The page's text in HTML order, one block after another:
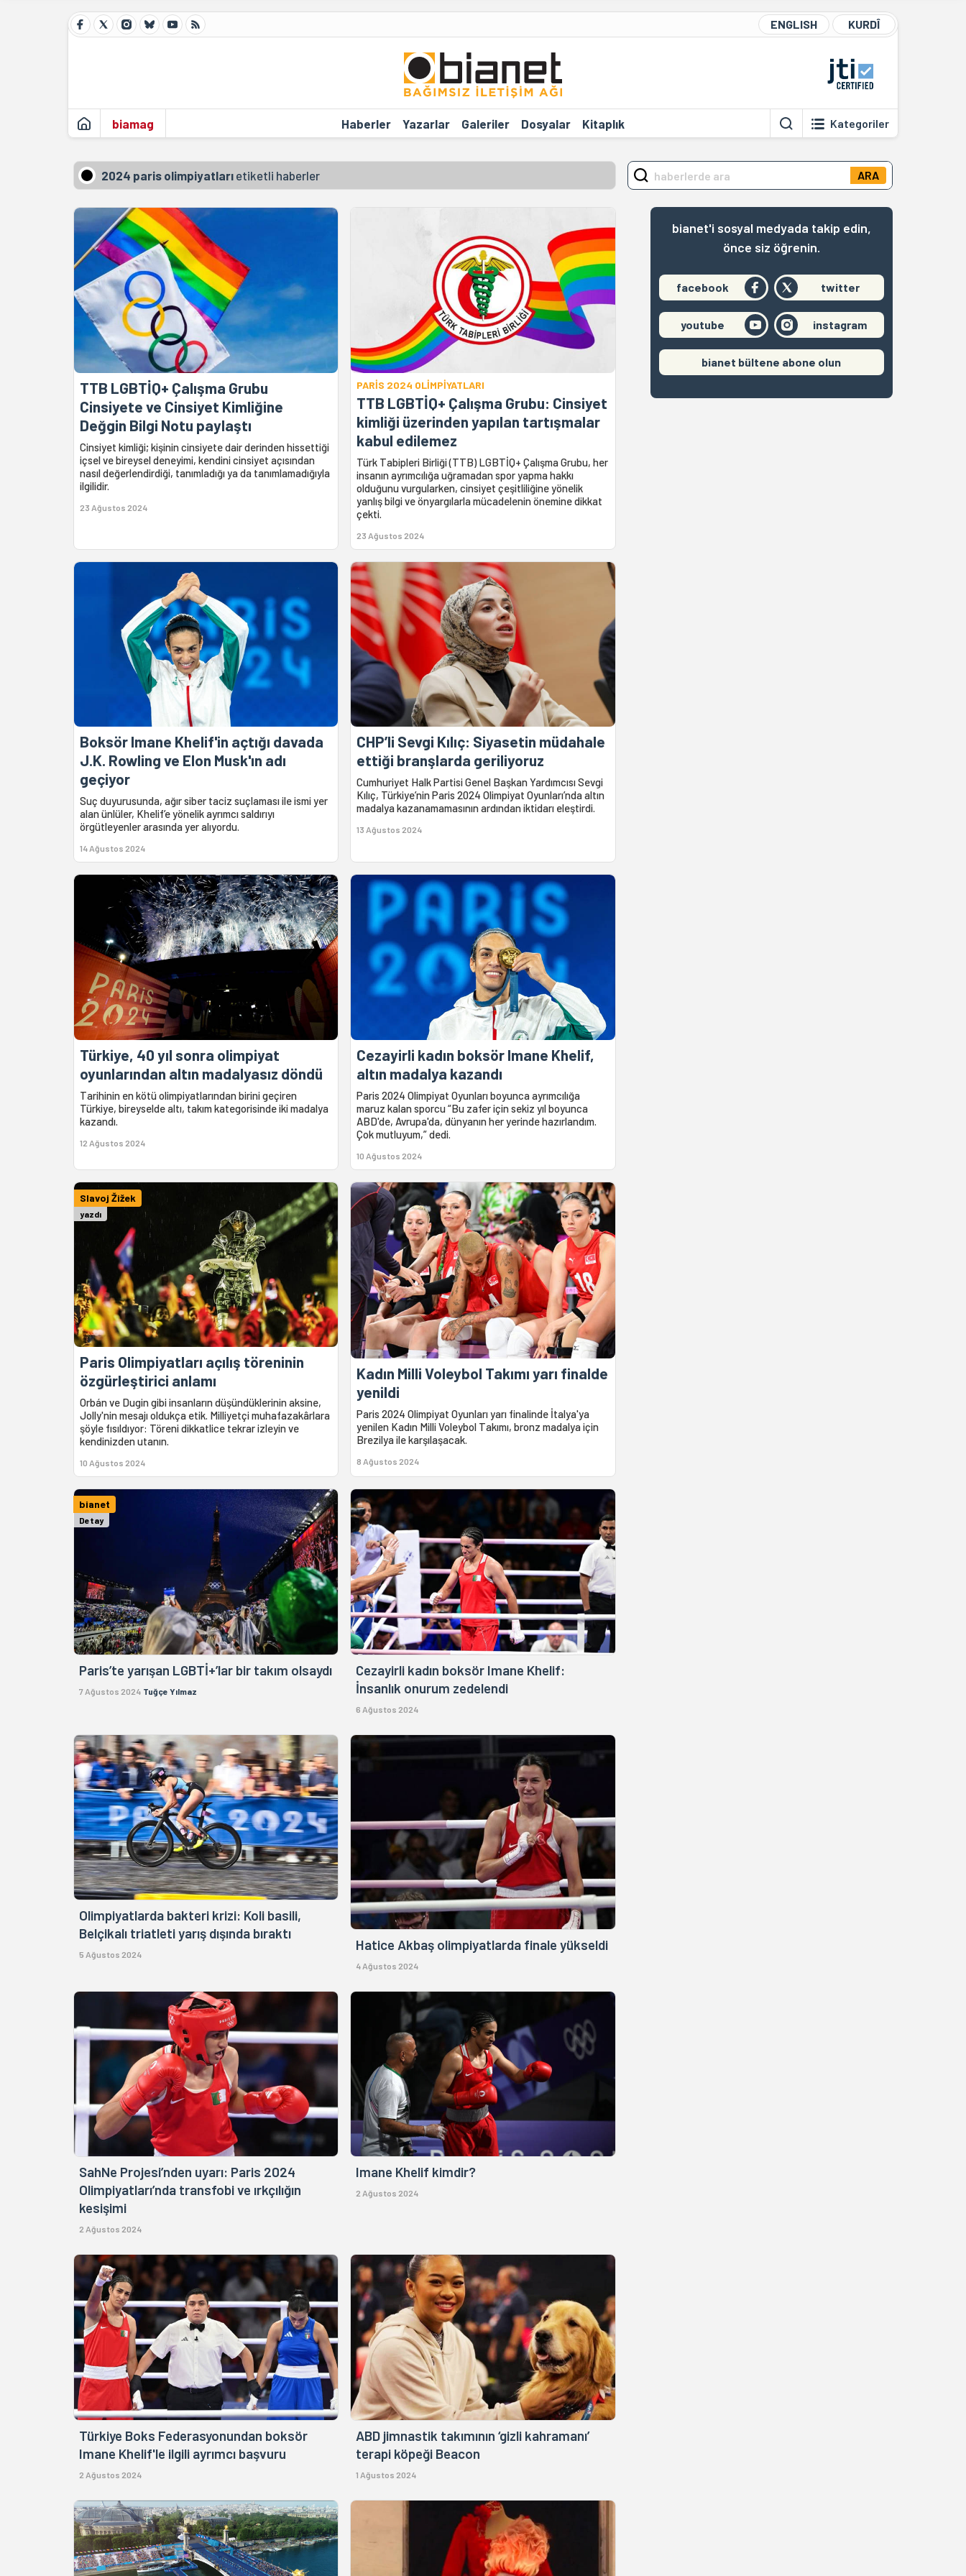
ENGLISH KURDÎ
biamag Haberler Yazarlar Galeriler Dosyalar Kitaplık Kategoriler
2024 paris olimpiyatları etiketli haberler
TTB LGBTİQ+ Çalışma Grubu
Cinsiyete ve Cinsiyet Kimliğine
Değgin Bilgi Notu paylaştı
Cinsiyet kimliği; kişinin cinsiyete dair derinden hissettiği
içsel ve bireysel deneyimi, kendini cinsiyet açısından
nasıl değerlendirdiği, tanımladığı ya da tanımlamadığıyla
ilgilidir.
23 Ağustos 2024
PARİS 2024 OLİMPİYATLARI
TTB LGBTİQ+ Çalışma Grubu: Cinsiyet
kimliği üzerinden yapılan tartışmalar
kabul edilemez
Türk Tabipleri Birliği (TTB) LGBTİQ+ Çalışma Grubu, her
insanın ayrımcılığa uğramadan spor yapma hakkı
olduğunu vurgularken, cinsiyet çeşitliliğine yönelik
yanlış bilgi ve önyargılarla mücadelenin önemine dikkat
çekti.
23 Ağustos 2024
Boksör Imane Khelif'in açtığı davada
J.K. Rowling ve Elon Musk'ın adı
geçiyor
Suç duyurusunda, ağır siber taciz suçlaması ile ismi yer
alan ünlüler, Khelif’e yönelik ayrımcı saldırıyı
örgütleyenler arasında yer alıyordu.
14 Ağustos 2024
CHP’li Sevgi Kılıç: Siyasetin müdahale
ettiği branşlarda geriliyoruz
Cumhuriyet Halk Partisi Genel Başkan Yardımcısı Sevgi
Kılıç, Türkiye’nin Paris 2024 Olimpiyat Oyunları’nda altın
madalya kazanamamasının ardından iktidarı eleştirdi.
13 Ağustos 2024
Türkiye, 40 yıl sonra olimpiyat
oyunlarından altın madalyasız döndü
Tarihinin en kötü olimpiyatlarından birini geçiren
Türkiye, bireyselde altı, takım kategorisinde iki madalya
kazandı.
12 Ağustos 2024
Cezayirli kadın boksör Imane Khelif,
altın madalya kazandı
Paris 2024 Olimpiyat Oyunları boyunca ayrımcılığa
maruz kalan sporcu “Bu zafer için sekiz yıl boyunca
ABD'de, Avrupa'da, dünyanın her yerinde hazırlandım.
Çok mutluyum,” dedi.
10 Ağustos 2024
Slavoj Žižek
yazdı
Paris Olimpiyatları açılış töreninin
özgürleştirici anlamı
Orbán ve Dugin gibi insanların düşündüklerinin aksine,
Jolly'nin mesajı oldukça etik. Milliyetçi muhafazakârlara
şöyle fısıldıyor: Töreni dikkatlice tekrar izleyin ve
kendinizden utanın.
10 Ağustos 2024
Kadın Milli Voleybol Takımı yarı finalde
yenildi
Paris 2024 Olimpiyat Oyunları yarı finalinde İtalya'ya
yenilen Kadın Milli Voleybol Takımı, bronz madalya için
Brezilya ile karşılaşacak.
8 Ağustos 2024
bianet
Detay
Paris’te yarışan LGBTİ+’lar bir takım olsaydı
7 Ağustos 2024 Tuğçe Yılmaz
Cezayirli kadın boksör Imane Khelif:
İnsanlık onurum zedelendi
6 Ağustos 2024
Olimpiyatlarda bakteri krizi: Koli basili,
Belçikalı triatleti yarış dışında bıraktı
5 Ağustos 2024
Hatice Akbaş olimpiyatlarda finale yükseldi
4 Ağustos 2024
SahNe Projesi’nden uyarı: Paris 2024
Olimpiyatları’nda transfobi ve ırkçılığın
kesişimi
2 Ağustos 2024
Imane Khelif kimdir?
2 Ağustos 2024
Türkiye Boks Federasyonundan boksör
Imane Khelif'le ilgili ayrımcı başvuru
2 Ağustos 2024
ABD jimnastik takımının ‘gizli kahramanı’
terapi köpeği Beacon
1 Ağustos 2024
ARA
bianet'i sosyal medyada takip edin,
önce siz öğrenin.
facebook twitter
youtube instagram
bianet bültene abone olun